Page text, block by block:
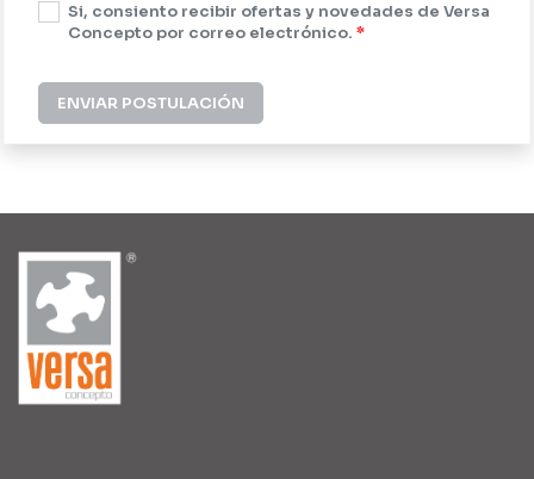
Si, consiento recibir ofertas y novedades de Versa
Concepto por correo electrónico. *
ENVIAR POSTULACIÓN